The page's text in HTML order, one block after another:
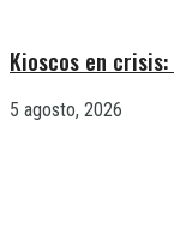
Kioscos en
5 agosto, 2026